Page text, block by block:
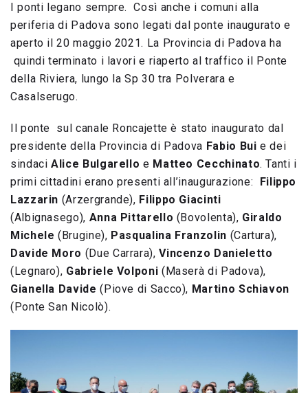
I ponti legano sempre. Così anche i comuni alla
periferia di Padova sono legati dal ponte inaugurato e
aperto il 20 maggio 2021. La Provincia di Padova ha
quindi terminato i lavori e riaperto al traffico il Ponte
della Riviera, lungo la Sp 30 tra Polverara e
Casalserugo.
Il ponte sul canale Roncajette è stato inaugurato dal
presidente della Provincia di Padova Fabio Bui e dei
sindaciAlice Bulgarello e Matteo Cecchinato. Tanti i
primi cittadini erano presenti all’inaugurazione:
Filippo
Lazzarin (Arzergrande), Filippo Giacinti
(Albignasego), Anna Pittarello (Bovolenta), Giraldo
Michele (Brugine), Pasqualina Franzolin (Cartura),
Davide Moro (Due Carrara),Vincenzo Danieletto
(Legnaro), Gabriele Volponi (Maserà di Padova),
Gianella Davide(Piove di Sacco), Martino Schiavon
(Ponte San Nicolò).